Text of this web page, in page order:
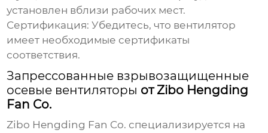
установлен вблизи рабочих мест.
Сертификация: Убедитесь, что вентилятор
имеет необходимые сертификаты
соответствия.
Запрессованные взрывозащищенные
осевые вентиляторы от Zibo Hengding
Fan Co.
Zibo Hengding Fan Co. специализируется на